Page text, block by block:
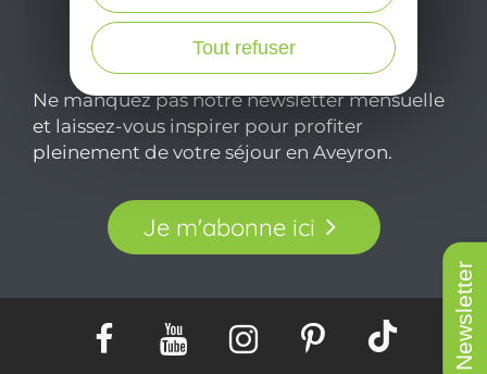
Newsletter
Ne manquez pas notre newsletter mensuelle
et laissez-vous inspirer pour profiter
pleinement de votre séjour en Aveyron.
Je m'abonne ici
Tout refuser